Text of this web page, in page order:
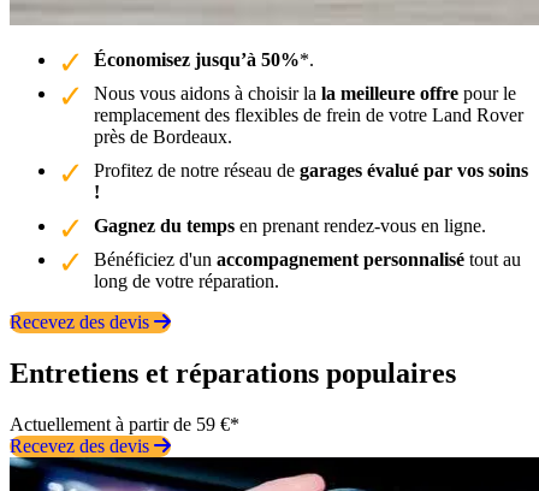
Économisez jusqu’à 50%*.
Nous vous aidons à choisir la la meilleure offre pour le
remplacement des flexibles de frein de votre Land Rover
près de Bordeaux.
Profitez de notre réseau de garages évalué par vos soins
!
Gagnez du temps en prenant rendez-vous en ligne.
Bénéficiez d'un accompagnement personnalisé tout au
long de votre réparation.
Recevez des devis
Entretiens et réparations populaires
Actuellement à partir de 59 €*
Recevez des devis